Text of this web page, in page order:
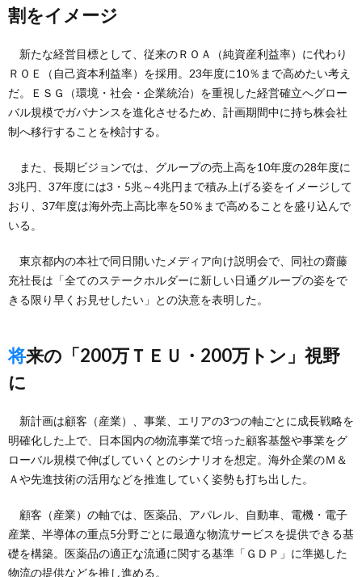
割をイメージ
新たな経営目標として、従来のＲＯＡ（純資産利益率）に代わり
ＲＯＥ（自己資本利益率）を採用。23年度に10％まで高めたい考え
だ。ＥＳＧ（環境・社会・企業統治）を重視した経営確立へグロー
バル規模でガバナンスを進化させるため、計画期間中に持ち株会社
制へ移行することを検討する。
また、長期ビジョンでは、グループの売上高を10年度の28年度に
3兆円、37年度には3・5兆～4兆円まで積み上げる姿をイメージして
おり、37年度は海外売上高比率を50％まで高めることを盛り込んで
いる。
東京都内の本社で同日開いたメディア向け説明会で、同社の齋藤
充社長は「全てのステークホルダーに新しい日通グループの姿をで
きる限り早くお見せしたい」との決意を表明した。
将来の「200万ＴＥＵ・200万トン」視野
に
新計画は顧客（産業）、事業、エリアの3つの軸ごとに成長戦略を
明確化した上で、日本国内の物流事業で培った顧客基盤や事業をグ
ローバル規模で伸ばしていくとのシナリオを想定。海外企業のＭ＆
Ａや先進技術の活用などを推進していく姿勢も打ち出した。
顧客（産業）の軸では、医薬品、アパレル、自動車、電機・電子
産業、半導体の重点5分野ごとに最適な物流サービスを提供できる基
礎を構築。医薬品の適正な流通に関する基準「ＧＤＰ」に準拠した
物流の提供などを推し進める。